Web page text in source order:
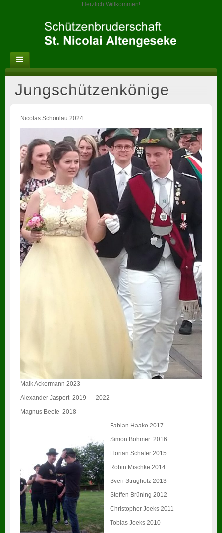
Herzlich Willkommen!
Jungschützenkönige
Nicolas Schönlau 2024
Maik Ackermann 2023
Alexander Jaspert 2019 – 2022
Magnus Beele 2018
Fabian Haake 2017
Simon Böhmer 2016
Florian Schäfer 2015
Robin Mischke 2014
Sven Strugholz 2013
Steffen Brüning 2012
Christopher Joeks 2011
Tobias Joeks 2010